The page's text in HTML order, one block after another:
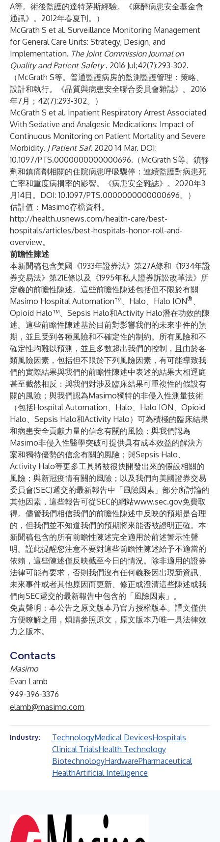
A等。術後監護的達特茅斯經驗。《麻醉病患安全基金會
通訊》。2012年春夏刊。）
McGrath S et al. Surveillance Monitoring Management
for General Care Units: Strategy, Design, and
Implementation. The Joint Commission Journal on
Quality and Patient Safety. 2016 Jul;42(7):293-302.
（McGrath S等。普通監護病房的監測監護管理：策略、
設計和執行。《品質與病患安全聯合委員會雜誌》。2016
年7月；42(7):293-302。）
McGrath S et al. Inpatient Respiratory Arrest Associated
With Sedative and Analgesic Medications: Impact of
Continuous Monitoring on Patient Mortality and Severe
Morbidity. J Patient Saf. 2020 14 Mar. DOI:
10.1097/PTS.0000000000000696.（McGrath S等。鎮靜
劑和鎮痛劑相關的住院病患呼吸驟停：連續監護對病患死
亡率和重度病損率的影響。《病患安全雜誌》。2020年3
月14日。DOI: 10.1097/PTS.0000000000000696。）
估計值：Masimo存檔資料。
http://health.usnews.com/health-care/best-
hospitals/articles/best-hospitals-honor-roll-and-
overview。
前瞻性陳述
本新聞稿包含美國《1933年證券法》第27A條和《1934年證
券交易法》第21E條以及《1995年私人證券訴訟改革法》所
定義的前瞻性陳述。這些前瞻性陳述包括但不限於有關
Masimo Hospital Automation™、Halo、Halo ION® 、
Opioid Halo™、Sepsis Halo和Activity Halo潛在功效的陳
述。這些前瞻性陳述基於目前對影響我們的未來事件的預
期，並且受到各種風險和不確定性的制約。所有風險和不
確定性均難以預測，並且多數超出我們的控制，且由於各
類風險因素，包括但不限於下列風險因素，有可能導致我
們的實際結果與我們的前瞻性陳述中表述的結果大相逕庭
甚至截然相反：與我們對涉及臨床結果可重複性的假設有
關的風險；與我們認為Masimo獨特的非侵入性測量技術
（包括Hospital Automation、Halo、Halo ION、Opioid
Halo、Sepsis Halo和Activity Halo）可為積極的臨床結果
和病患安全貢獻力量的信念有關的風險；與我們認為
Masimo非侵入性醫學突破可提供具有成本效益的解決方
案和獨特優勢的信念有關的風險；與Sepsis Halo、
Activity Halo等更多工具將被很快開發出來的假設相關的
風險；與新冠疫情有關的風險；以及我們向美國證券交易
委員會(SEC)遞交的最新報告中「風險因素」部分所討論的
其他因素，這些報告可從SEC的網站www.sec.gov免費取
得。儘管我們相信我們的前瞻性陳述中反映的預期是合理
的，但我們並不知道我們的預期將來能否被證明正確。本
新聞稿包含的所有前瞻性陳述完全適用於前述警示性聲
明。謹此提醒您注意不要對這些前瞻性陳述給予不適當的
依賴，這些陳述僅反映截至今日的情況。除非適用的證券
法律可能有要求，否則我們沒有任何義務因出現新資訊、
未來事件或者其他原因而更新、修正或澄清這些陳述或我
們向SEC遞交的最新報告中包含的「風險因素」。
免責聲明：本公告之原文版本乃官方授權版本。譯文僅供
方便瞭解之用，煩請參照原文，原文版本乃唯一具法律效
力之版本。
Contacts
Masimo
Evan Lamb
949-396-3376
elamb@masimo.com
Industry: TechnologyMedical DevicesHospitals
Clinical TrialsHealth Technology
BiotechnologyHardwarePharmaceutical
HealthArtificial Intelligence